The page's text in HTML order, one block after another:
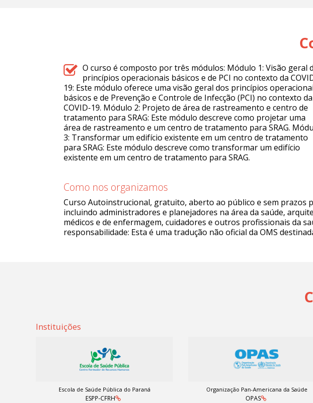
O curso é composto por três módulos: Módulo 1: Visão geral
princípios operacionais básicos e de PCI no contexto da
19: Este módulo oferece uma visão geral dos princípios
básicos e de Prevenção e Controle de Infecção (PCI) no contexto da
COVID-19. Módulo 2: Projeto de área de rastreamento e centro de
tratamento para SRAG: Este módulo descreve como projetar uma
área de rastreamento e um centro de tratamento para SRAG.
3: Transformar um edifício existente em um centro de tratamento
para SRAG: Este módulo descreve como transformar um edifício
existente em um centro de tratamento para SRAG.
Como nos organizamos
Curso Autoinstrucional, gratuito, aberto ao público e sem prazos
incluindo administradores e planejadores na área da saúde,
médicos e de enfermagem, cuidadores e outros profissionais da
responsabilidade: Esta é uma tradução não oficial da OMS
Instituições
Escola de Saúde Pública do Paraná
ESPP-CFRH
Organização Pan-Americana da Saúde
OPAS